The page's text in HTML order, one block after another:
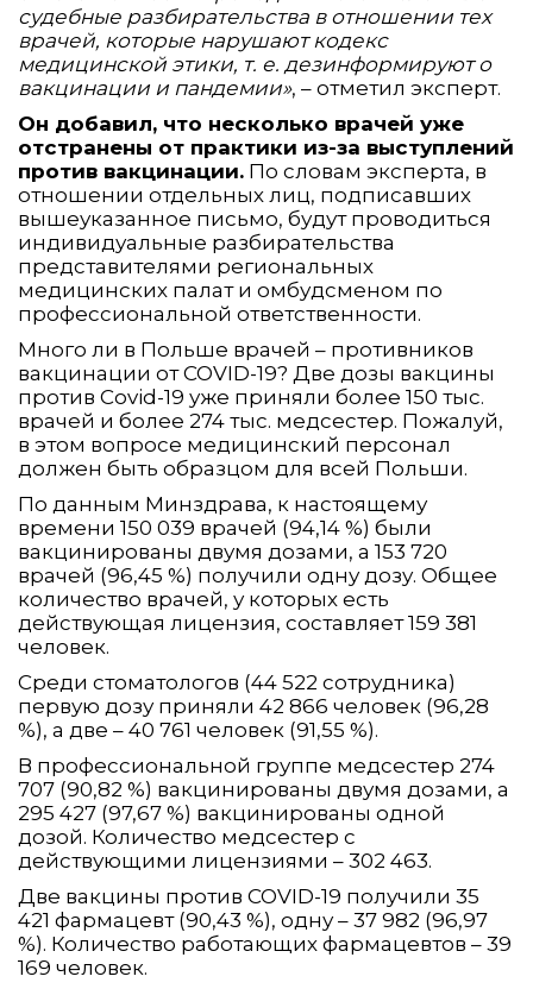
судебные разбирательства в отношении тех
врачей, которые нарушают кодекс
медицинской этики, т. е. дезинформируют о
вакцинации и пандемии», – отметил эксперт.
Он добавил, что несколько врачей уже
отстранены от практики из-за выступлений
против вакцинации. По словам эксперта, в
отношении отдельных лиц, подписавших
вышеуказанное письмо, будут проводиться
индивидуальные разбирательства
представителями региональных
медицинских палат и омбудсменом по
профессиональной ответственности.
Много ли в Польше врачей – противников
вакцинации от COVID-19? Две дозы вакцины
против Covid-19 уже приняли более 150 тыс.
врачей и более 274 тыс. медсестер. Пожалуй,
в этом вопросе медицинский персонал
должен быть образцом для всей Польши.
По данным Минздрава, к настоящему
времени 150 039 врачей (94,14 %) были
вакцинированы двумя дозами, а 153 720
врачей (96,45 %) получили одну дозу. Общее
количество врачей, у которых есть
действующая лицензия, составляет 159 381
человек.
Среди стоматологов (44 522 сотрудника)
первую дозу приняли 42 866 человек (96,28
%), а две – 40 761 человек (91,55 %).
В профессиональной группе медсестер 274
707 (90,82 %) вакцинированы двумя дозами, а
295 427 (97,67 %) вакцинированы одной
дозой. Количество медсестер с
действующими лицензиями – 302 463.
Две вакцины против COVID-19 получили 35
421 фармацевт (90,43 %), одну – 37 982 (96,97
%). Количество работающих фармацевтов – 39
169 человек.